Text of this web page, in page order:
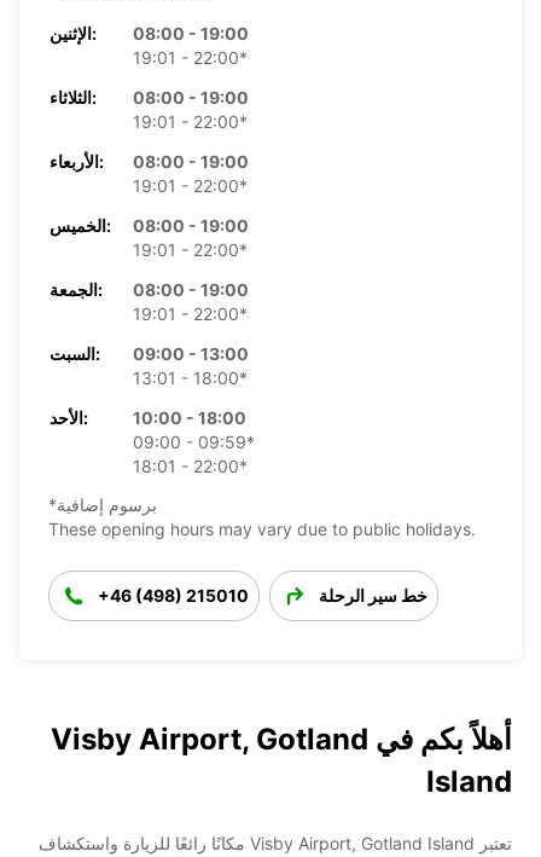
الإثنين:
08:00 - 19:00
19:01 - 22:00*
الثلاثاء:
08:00 - 19:00
19:01 - 22:00*
الأربعاء:
08:00 - 19:00
19:01 - 22:00*
الخميس:
08:00 - 19:00
19:01 - 22:00*
الجمعة:
08:00 - 19:00
19:01 - 22:00*
السبت:
09:00 - 13:00
13:01 - 18:00*
الأحد:
10:00 - 18:00
09:00 - 09:59*
18:01 - 22:00*
*برسوم إضافية
These opening hours may vary due to public holidays.
+46 (498) 215010 خط سير الرحلة
أهلاً بكم في Visby Airport, Gotland
Island
تعتبر Visby Airport, Gotland Island مكانًا رائعًا للزيارة واستكشاف